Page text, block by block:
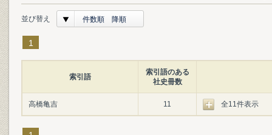
並び替え 件数順 降順
1
索引語
索引語のある
社史冊数
高橋亀吉 11 全11件表示